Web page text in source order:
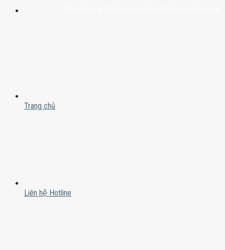
Trang chủ
Liên hệ Hotline